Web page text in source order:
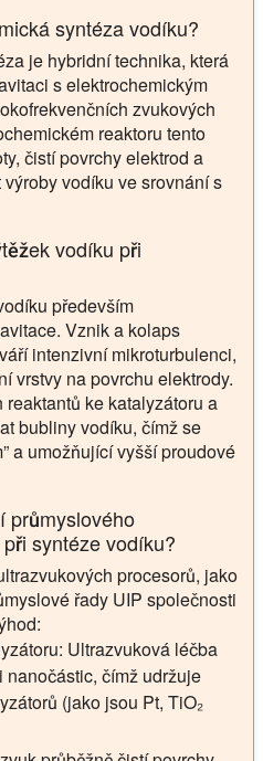
syntéza vodíku?
je hybridní technika, která
s elektrochemickým
zvukových
reaktoru tento
čistí povrchy elektrod a
vodíku ve srovnání s
vodíku při
především
Vznik a kolaps
intenzivní mikroturbulenci,
vrstvy na povrchu elektrody.
ke katalyzátoru a
bubliny vodíku, čímž se
a umožňující vyšší proudové
průmyslového
syntéze vodíku?
procesorů, jako
řady UIP společnosti
Ultrazvuková léčba
čímž udržuje
(jako jsou Pt, TiO₂